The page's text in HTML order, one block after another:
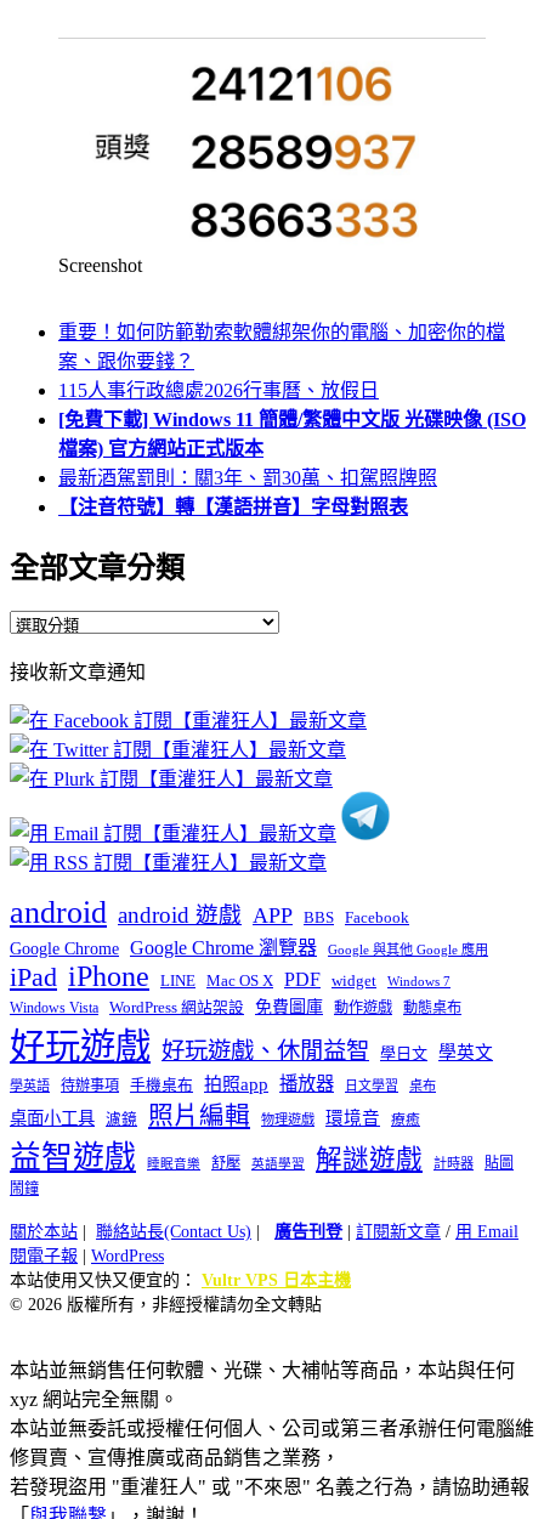
Screenshot
重要！如何防範勒索軟體綁架你的電腦、加密你的檔
案、跟你要錢？
115人事行政總處2026行事曆、放假日
[免費下載] Windows 11 簡體/繁體中文版 光碟映像 (ISO
檔案) 官方網站正式版本
最新酒駕罰則：關3年、罰30萬、扣駕照牌照
【注音符號】轉【漢語拼音】字母對照表
全部文章分類
全
文
章
分
類
接收新文章通知
android android 遊戲 APP BBS Facebook
Google Chrome Google Chrome 瀏覽器 Google 與其他 Google 應用
iPad iPhone LINE Mac OS X PDF widget Windows 7
Windows Vista WordPress 網站架設 免費圖庫 動作遊戲 動態桌布
好玩遊戲 好玩遊戲、休閒益智 學日文 學英文
學英語 待辦事項 手機桌布 拍照app 播放器 日文學習 桌布
桌面小工具 濾鏡 照片編輯 物理遊戲 環境音 療癒
益智遊戲 睡眠音樂 舒壓 英語學習 解謎遊戲 計時器
貼圖
鬧鐘
關於本站 聯絡站長(Contact Us) 廣告刊登| 訂閱新文章 / 用 Email
閱電子報
WordPress
本站使用又快又便宜的： Vultr VPS 日本主機
© 2026 版權所有，非經授權請勿全文轉貼
本站並無銷售任何軟體、光碟、大補帖等商品，本站與任何
xyz 網站完全無關。
本站並無委託或授權任何個人、公司或第三者承辦任何電腦維
修買賣、宣傳推廣或商品銷售之業務，
若發現盜用 "重灌狂人" 或 "不來恩" 名義之行為，請協助通報